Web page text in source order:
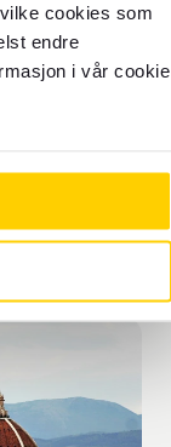
cookies som
endre
i vår cookie